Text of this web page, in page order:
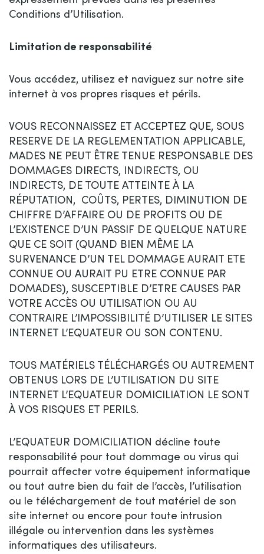
Conditions d’Utilisation.
Limitation de responsabilité
Vous accédez, utilisez et naviguez sur notre site
internet à vos propres risques et périls.
VOUS RECONNAISSEZ ET ACCEPTEZ QUE, SOUS
RESERVE DE LA REGLEMENTATION APPLICABLE,
MADES NE PEUT ÊTRE TENUE RESPONSABLE DES
DOMMAGES DIRECTS, INDIRECTS, OU
INDIRECTS, DE TOUTE ATTEINTE À LA
RÉPUTATION, COÛTS, PERTES, DIMINUTION DE
CHIFFRE D’AFFAIRE OU DE PROFITS OU DE
L’EXISTENCE D’UN PASSIF DE QUELQUE NATURE
QUE CE SOIT (QUAND BIEN MÊME LA
SURVENANCE D’UN TEL DOMMAGE AURAIT ETE
CONNUE OU AURAIT PU ETRE CONNUE PAR
DOMADES), SUSCEPTIBLE D’ETRE CAUSES PAR
VOTRE ACCÈS OU UTILISATION OU AU
CONTRAIRE L’IMPOSSIBILITÉ D’UTILISER LE SITES
INTERNET L’EQUATEUR OU SON CONTENU.
TOUS MATÉRIELS TÉLÉCHARGÉS OU AUTREMENT
OBTENUS LORS DE L’UTILISATION DU SITE
INTERNET L’EQUATEUR DOMICILIATION LE SONT
À VOS RISQUES ET PERILS.
L’EQUATEUR DOMICILIATION décline toute
responsabilité pour tout dommage ou virus qui
pourrait affecter votre équipement informatique
ou tout autre bien du fait de l’accès, l’utilisation
ou le téléchargement de tout matériel de son
site internet ou encore pour toute intrusion
illégale ou intervention dans les systèmes
informatiques des utilisateurs.